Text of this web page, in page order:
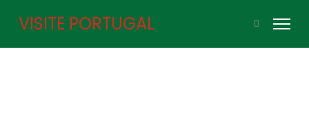
VISITE PORTUGAL